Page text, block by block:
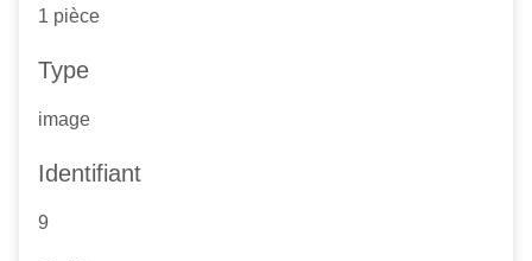
1 pièce
Type
image
Identifiant
9